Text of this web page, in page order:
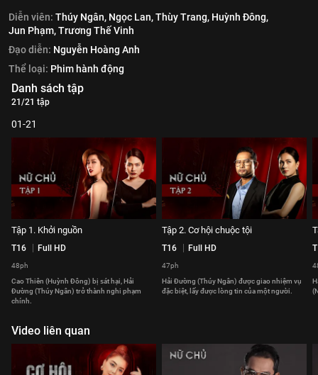
Diễn viên: Thúy Ngân, Ngọc Lan,Thùy Trang, Huỳnh Đông,
Jun Phạm,Trương Thế Vinh
Đạo diễn: Nguyễn Hoàng Anh
Thể loại: Phim hành động
Danh sách tập
21/21 tập
01-21
Tập 1. Khởi nguồn
T16 Full HD
48ph
Cao Thiên (Huỳnh Đông) bị sát hại, Hải
Đường (Thúy Ngân) trở thành nghi phạm
chính.
Tập 2. Cơ hội chuộc tội
T16 Full HD
47ph
Hải Đường (Thúy Ngân) được giao nhiệm vụ
đặc biệt, lấy được lòng tin của một người.
Video liên quan